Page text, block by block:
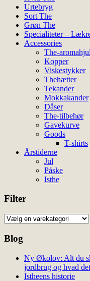
Urtebryg
Sort The
Grøn The
Specialiteter –
Accessories
The-aromahjul
Kopper
Viskestykker
Thehætter
Tekander
Mokkakander
Dåser
The-tilbehør
Gavekurve
Goods
T-shirts
Årstiderne
Jul
Påske
Isthe
Filter
Blog
Ny Økolov: Alt du
jordbrug og hvad
Istheens historie